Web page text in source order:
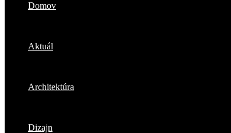
Domov
Aktuál
Architektúra
Dizajn